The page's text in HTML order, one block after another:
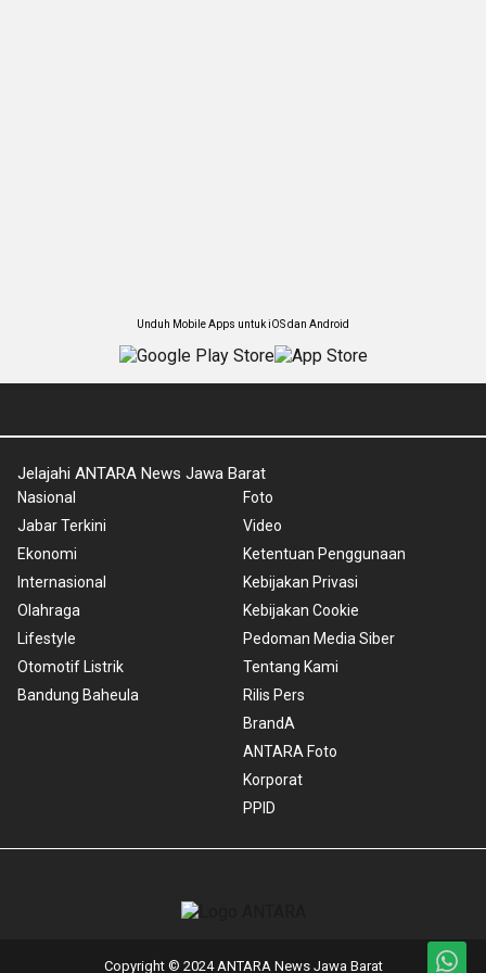
Unduh Mobile Apps untuk iOS dan Android
Jelajahi ANTARA News Jawa Barat
Nasional
Jabar Terkini
Ekonomi
Internasional
Olahraga
Lifestyle
Otomotif Listrik
Bandung Baheula
Foto
Video
Ketentuan Penggunaan
Kebijakan Privasi
Kebijakan Cookie
Pedoman Media Siber
Tentang Kami
Rilis Pers
BrandA
ANTARA Foto
Korporat
PPID
Copyright © 2024 ANTARA News Jawa Barat